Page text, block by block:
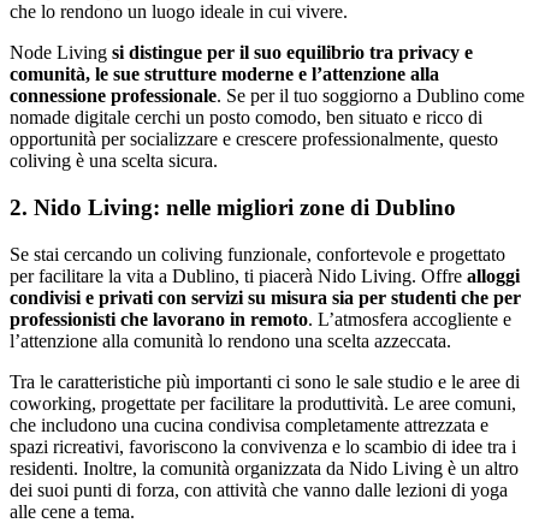
che lo rendono un luogo ideale in cui vivere.
Node Living si distingue per il suo equilibrio tra privacy e
comunità, le sue strutture moderne e l’attenzione alla
connessione professionale. Se per il tuo soggiorno a Dublino come
nomade digitale cerchi un posto comodo, ben situato e ricco di
opportunità per socializzare e crescere professionalmente, questo
coliving è una scelta sicura.
2. Nido Living: nelle migliori zone di Dublino
Se stai cercando un coliving funzionale, confortevole e progettato
per facilitare la vita a Dublino, ti piacerà Nido Living. Offre alloggi
condivisi e privati con servizi su misura sia per studenti che per
professionisti che lavorano in remoto. L’atmosfera accogliente e
l’attenzione alla comunità lo rendono una scelta azzeccata.
Tra le caratteristiche più importanti ci sono le sale studio e le aree di
coworking, progettate per facilitare la produttività. Le aree comuni,
che includono una cucina condivisa completamente attrezzata e
spazi ricreativi, favoriscono la convivenza e lo scambio di idee tra i
residenti. Inoltre, la comunità organizzata da Nido Living è un altro
dei suoi punti di forza, con attività che vanno dalle lezioni di yoga
alle cene a tema.